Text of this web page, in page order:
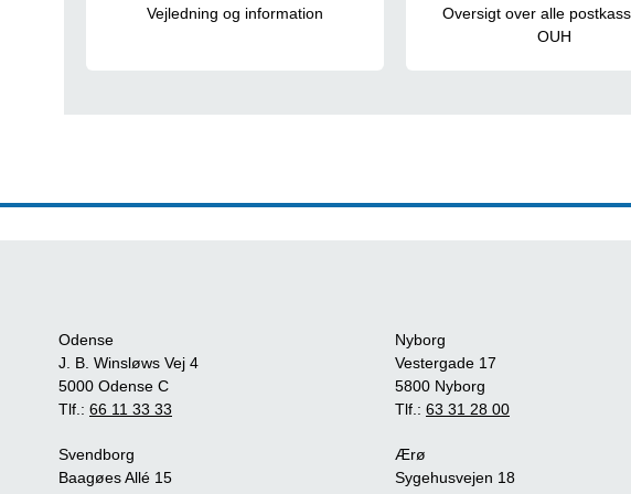
Vejledning og information
Oversigt over alle
OUH
Odense
J. B. Winsløws Vej 4
5000 Odense C
Tlf.: 66 11 33 33
Svendborg
Baagøes Allé 15
Nyborg
Vestergade 17
5800 Nyborg
Tlf.: 63 31 28 00
Ærø
Sygehusvejen 18